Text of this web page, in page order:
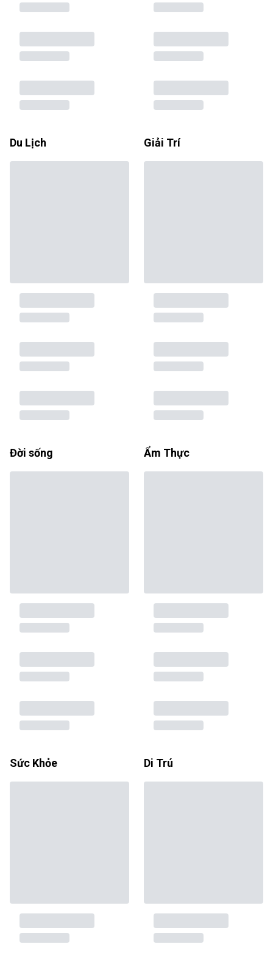
Du Lịch Giải Trí
Đời sống Ẩm Thực
Sức Khỏe Di Trú